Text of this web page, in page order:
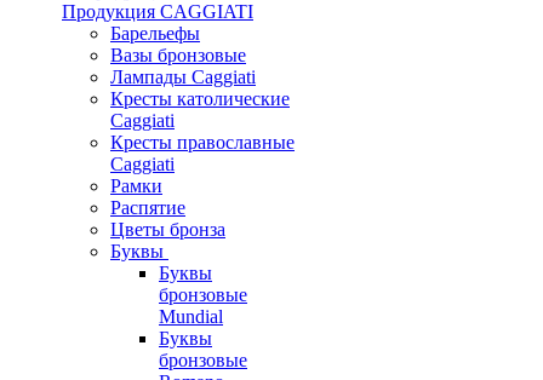
Продукция CAGGIATI
Барельефы
Вазы бронзовые
Лампады Caggiati
Кресты католические
Caggiati
Кресты православные
Caggiati
Рамки
Распятие
Цветы бронза
Буквы
Буквы
бронзовые
Mundial
Буквы
бронзовые